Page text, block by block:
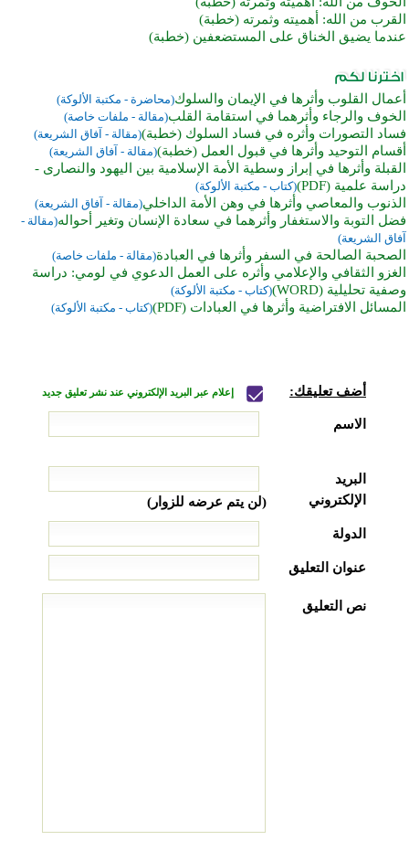
القرب من الله: أهميته وثمرته (خطبة)
عندما يضيق الخناق على المستضعفين (خطبة)
أعمال القلوب وأثرها في الإيمان والسلوك(محاضرة - مكتبة الألوكة)
الخوف والرجاء وأثرهما في استقامة القلب(مقالة - ملفات خاصة)
فساد التصورات وأثره في فساد السلوك (خطبة)(مقالة - آفاق الشريعة)
أقسام التوحيد وأثرها في قبول العمل (خطبة)(مقالة - آفاق الشريعة)
القبلة وأثرها في إبراز وسطية الأمة الإسلامية بين اليهود والنصارى -
دراسة علمية (PDF)
(كتاب - مكتبة الألوكة)
الذنوب والمعاصي وأثرها في وهن الأمة الداخلي(مقالة - آفاق الشريعة)
فضل التوبة والاستغفار وأثرهما في سعادة الإنسان وتغير أحواله(مقالة -
آفاق الشريعة)
الصحبة الصالحة في السفر وأثرها في العبادة(مقالة - ملفات خاصة)
الغزو الثقافي والإعلامي وأثره على العمل الدعوي في لومي: دراسة
وصفية تحليلية (WORD)
(كتاب - مكتبة الألوكة)
المسائل الافتراضية وأثرها في العبادات (PDF) (كتاب - مكتبة الألوكة)
أضف تعليقك: إعلام عبر البريد الإلكتروني عند نشر تعليق جديد
الاسم
البريد
الإلكتروني
(لن يتم عرضه للزوار)
الدولة
عنوان التعليق
نص التعليق